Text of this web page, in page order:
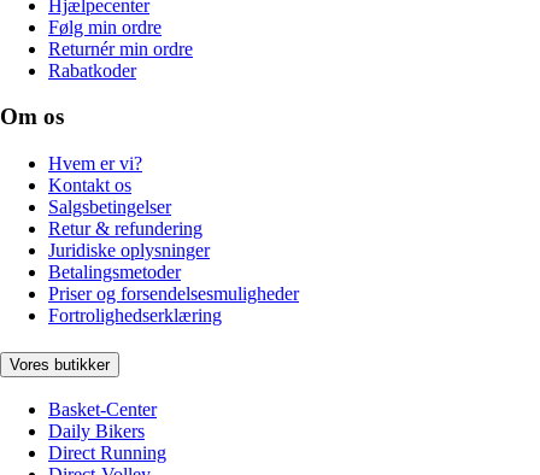
Hjælpecenter
Følg min ordre
Returnér min ordre
Rabatkoder
Om os
Hvem er vi?
Kontakt os
Salgsbetingelser
Retur & refundering
Juridiske oplysninger
Betalingsmetoder
Priser og forsendelsesmuligheder
Fortrolighedserklæring
Vores butikker
Basket-Center
Daily Bikers
Direct Running